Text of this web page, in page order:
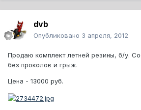
dvb
Опубликовано 3 апреля, 2012
Продаю комплект летней резины, б/у.
без проколов и грыж.
Цена - 13000 руб.